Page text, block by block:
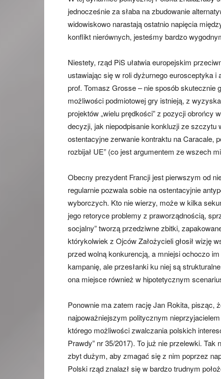
jednocześnie za słaba na zbudowanie
widowiskowo narastają ostatnio napięcia
konflikt nierównych, jesteśmy bardzo
Niestety, rząd PiS ułatwia europejskim
ustawiając się w roli dyżurnego eurosceptyka
prof. Tomasz Grosse – nie sposób skutecznie
możliwości podmiotowej gry istnieją, z
projektów „wielu prędkości” z pozycji obrońcy
decyzji, jak niepodpisanie konkluzji ze
ostentacyjne zerwanie kontraktu na Caracale,
rozbijał UE” (co jest argumentem ze wszech
Obecny prezydent Francji jest pierwszym od
regularnie pozwala sobie na ostentacyjnie
wyborczych. Kto nie wierzy, może w kilka
jego retoryce problemy z praworządnością,
socjalny” tworzą przedziwne zbitki,
którykolwiek z Ojców Założycieli głosił wizję
przed wolną konkurencją, a mniejsi ochoczo
kampanię, ale przesłanki ku niej są
ona miejsce również w hipotetycznym
Ponownie ma zatem rację Jan Rokita, pisząc,
najpoważniejszym politycznym
którego możliwości zwalczania polskich
Prawdy” nr 35/2017). To już nie przelewki.
zbyt dużym, aby zmagać się z nim poprzez
Polski rząd znalazł się w bardzo trudnym